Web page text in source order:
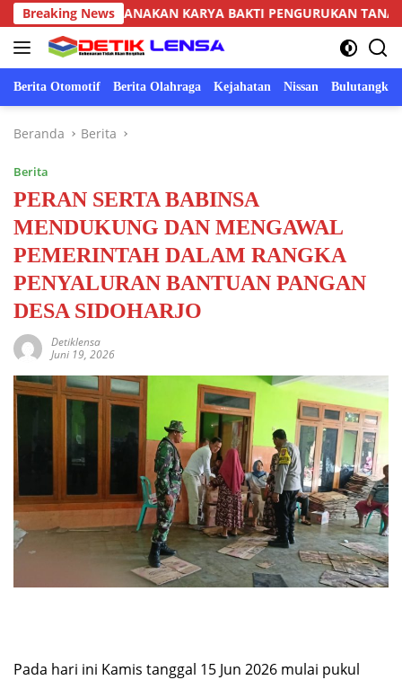
Langsung
ke
konten
Breaking News
MELAKSANAKAN KARYA BAKTI PENGURUKAN TANAH KANAN
Berita Otomotif Berita Olahraga Kejahatan Nissan Bulutangkis
Beranda Berita
Berita
PERAN SERTA BABINSA
MENDUKUNG DAN MENGAWAL
PEMERINTAH DALAM RANGKA
PENYALURAN BANTUAN PANGAN
DESA SIDOHARJO
Detiklensa
Juni 19, 2026
Pada hari ini Kamis tanggal 15 Jun 2026 mulai pukul